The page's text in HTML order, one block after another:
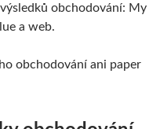
obchodování: My
a web.
obchodování ani paper